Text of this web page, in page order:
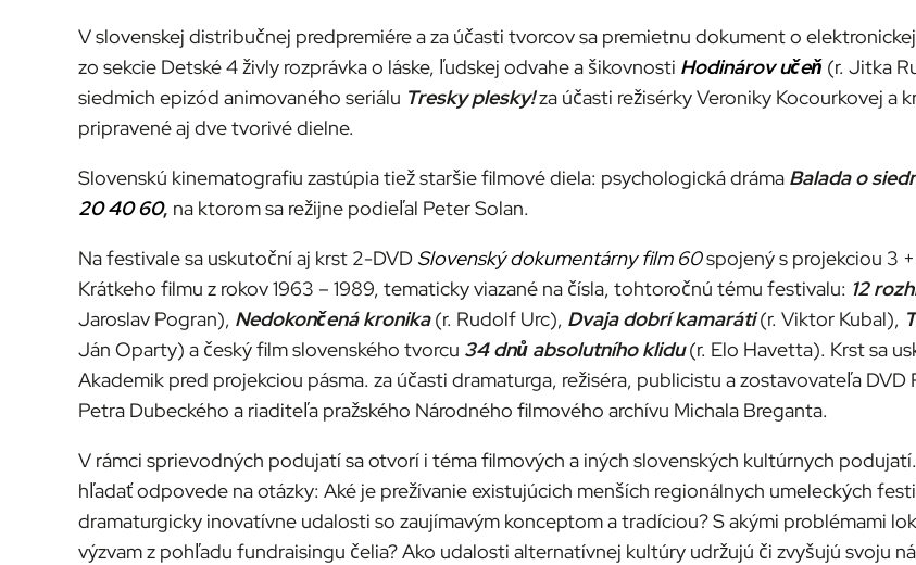
V slovenskej distribučnej predpremiére a za účasti tvorcov sa premietnu dokument o
zo sekcie Detské 4 živly rozprávka o láske, ľudskej odvahe a šikovnosti Hodinárov učeň (r. Jitka
siedmich epizód animovaného seriálu Tresky plesky!za účasti režisérky Veroniky Kocourkovej a
pripravené aj dve tvorivé dielne.
Slovenskú kinematografiu zastúpia tiež staršie filmové diela: psychologická dráma Balada o
20 40 60, na ktorom sa režijne podieľal Peter Solan.
Na festivale sa uskutoční aj krst 2-DVD Slovenský dokumentárny film 60spojený s projekciou 3
Krátkeho filmu z rokov 1963 – 1989, tematicky viazané na čísla, tohtoročnú tému festivalu: 12
Jaroslav Pogran), Nedokončená kronika(r. Rudolf Urc), Dvaja dobrí kamaráti(r. Viktor Kubal),
Ján Oparty) a český film slovenského tvorcu 34 dnů absolutního klidu(r. Elo Havetta). Krst sa
Akademik pred projekciou pásma. za účasti dramaturga, režiséra, publicistu a zostavovateľa
Petra Dubeckého a riaditeľa pražského Národného filmového archívu Michala Breganta.
V rámci sprievodných podujatí sa otvorí i téma filmových a iných slovenských kultúrnych
hľadať odpovede na otázky: Aké je prežívanie existujúcich menších regionálnych umeleckých
dramaturgicky inovatívne udalosti so zaujímavým konceptom a tradíciou? S akými problémami
výzvam z pohľadu fundraisingu čelia? Ako udalosti alternatívnej kultúry udržujú či zvyšujú svoju